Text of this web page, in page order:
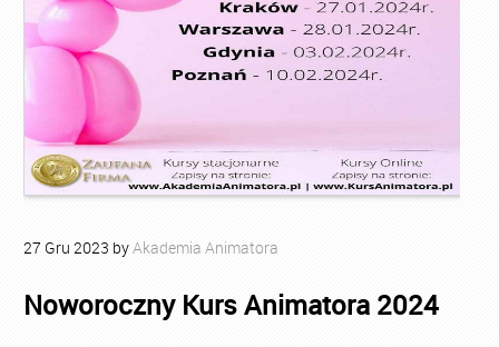
27 Gru 2023 byAkademia Animatora
Noworoczny Kurs Animatora 2024